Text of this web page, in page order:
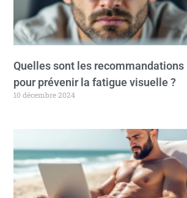
Quelles sont les recommandations
pour prévenir la fatigue visuelle ?
10 décembre 2024